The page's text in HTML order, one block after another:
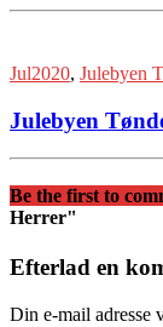
Jul2020, Julebyen
Julebyen
Be the first to
Herrer"
Efterlad en
Din e-mail